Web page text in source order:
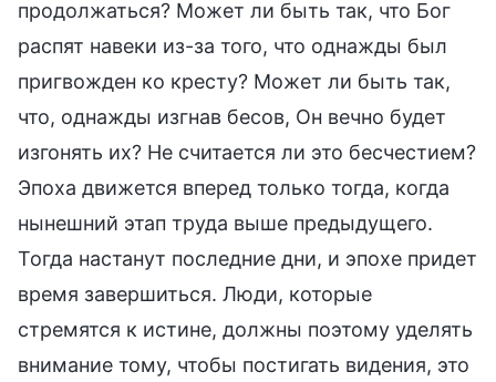
продолжаться? Может ли быть так, что Бог
распят навеки из-за того, что однажды был
пригвожден ко кресту? Может ли быть так,
что, однажды изгнав бесов, Он вечно будет
изгонять их? Не считается ли это бесчестием?
Эпоха движется вперед только тогда, когда
нынешний этап труда выше предыдущего.
Тогда настанут последние дни, и эпохе придет
время завершиться. Люди, которые
стремятся к истине, должны поэтому уделять
внимание тому, чтобы постигать видения, это